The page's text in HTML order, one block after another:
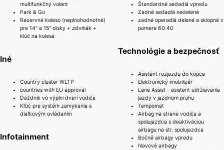
multifunkčný volant
Park & Go
Rezervné koleso (neplnohodnotné)
pre 14" a 15" disky + zdvihák +
klúč na kolesá
Iné
Country cluster WLTP
countries with EU approval
Dáždnik vo výplni dverí vodiča
Kľúč pre systém zamykania s
diaľkovým ovládaním
Infotainment
Štandardné sedadlá vpredu
Zadné sedadlá nedelené
zadné operadlá delené a sklopné v
pomere 60:40
Technológie a bezpečnosť
Asistent rozjazdu do kopca
Elektronický imobilizér
Lane Assist - asistent udržiavania
jazdy v jazdnom pruhu
Tempomat
Airbag na strane vodiča a
spolujazdca s deaktiváciou
airbagu na str. spolujazdca
Bočné airbagy vpredu
hlavové airbagy